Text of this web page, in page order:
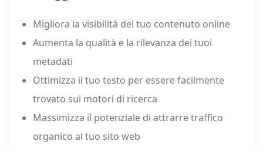
Migliora la visibilità del tuo contenuto online
Aumenta la qualità e la rilevanza dei tuoi
metadati
Ottimizza il tuo testo per essere facilmente
trovato sui motori di ricerca
Massimizza il potenziale di attrarre traffico
organico al tuo sito web